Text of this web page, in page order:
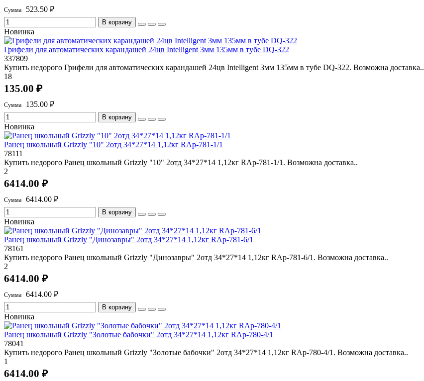
523.50 ₽
В корзину
Новинка
Грифели для автоматических карандашей 24цв Intelligent 3мм 135мм в тубе DQ-322
337809
Купить недорого Грифели для автоматических карандашей 24цв Intelligent 3мм 135мм в тубе DQ-322. Возможна доставка..
18
135.00 ₽
135.00 ₽
В корзину
Новинка
Ранец школьный Grizzly "10" 2отд 34*27*14 1,12кг RAp-781-1/1
78111
Купить недорого Ранец школьный Grizzly "10" 2отд 34*27*14 1,12кг RAp-781-1/1. Возможна доставка..
2
6414.00 ₽
6414.00 ₽
В корзину
Новинка
Ранец школьный Grizzly "Динозавры" 2отд 34*27*14 1,12кг RAp-781-6/1
78161
Купить недорого Ранец школьный Grizzly "Динозавры" 2отд 34*27*14 1,12кг RAp-781-6/1. Возможна доставка..
2
6414.00 ₽
6414.00 ₽
В корзину
Новинка
Ранец школьный Grizzly "Золотые бабочки" 2отд 34*27*14 1,12кг RAp-780-4/1
78041
Купить недорого Ранец школьный Grizzly "Золотые бабочки" 2отд 34*27*14 1,12кг RAp-780-4/1. Возможна доставка..
1
6414.00 ₽